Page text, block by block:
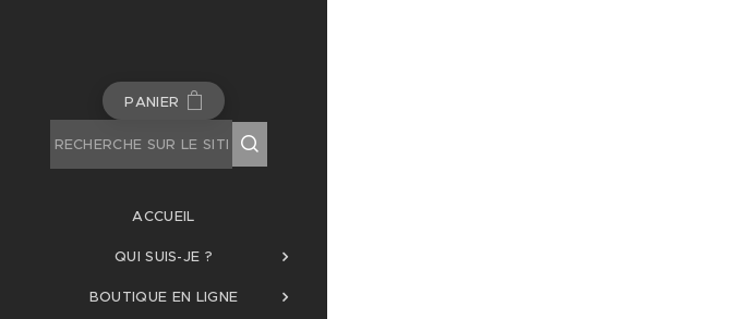
PANIER
ACCUEIL
QUI SUIS-JE ?
BOUTIQUE EN LIGNE